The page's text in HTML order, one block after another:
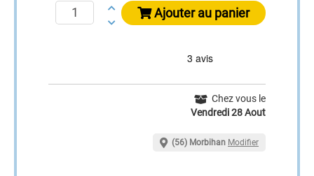
Ajouter au panier
Chez vous le
Vendredi 28 Aout
(56) Morbihan Modifier